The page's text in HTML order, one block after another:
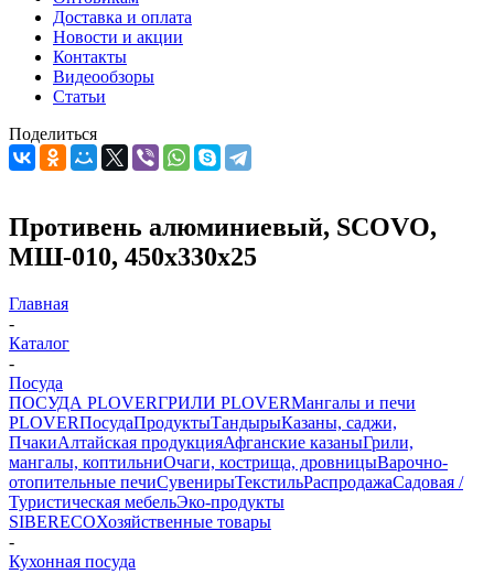
Доставка и оплата
Новости и акции
Контакты
Видеообзоры
Статьи
Поделиться
Противень алюминиевый, SCOVO,
МШ-010, 450х330х25
Главная
-
Каталог
-
Посуда
ПОСУДА PLOVERГРИЛИ PLOVERМангалы и печи
PLOVERПосудаПродуктыТандырыКазаны, саджи,
ПчакиАлтайская продукцияАфганские казаныГрили,
мангалы, коптильниОчаги, кострища, дровницыВарочно-
отопительные печиСувенирыТекстильРаспродажаСадовая /
Туристическая мебельЭко-продукты
SIBERECOХозяйственные товары
-
Кухонная посуда